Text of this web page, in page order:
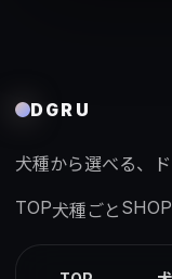
DGRU
犬種から選べる、
TOP犬種ごと SHOP